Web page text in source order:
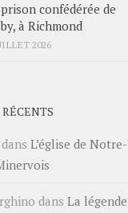
confédérée de
à Richmond
2026
dans L’église de Notre-
dans La légende